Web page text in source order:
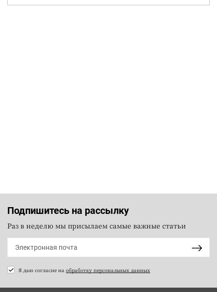
Подпишитесь на рассылку
Раз в неделю мы присылаем самые важные статьи
Я даю согласие на обработку персональных данных